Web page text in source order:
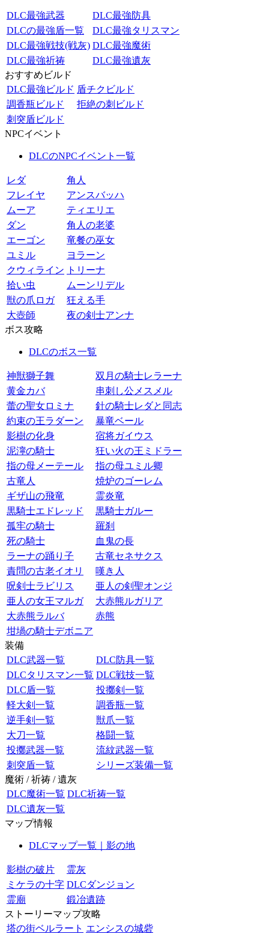
DLC最強武器
DLC最強防具
DLCの最強盾一覧
DLC最強タリスマン
DLC最強戦技(戦灰) DLC最強魔術
DLC最強祈祷
DLC最強遺灰
おすすめビルド
DLC最強ビルド 盾チクビルド
調香瓶ビルド
拒絶の刺ビルド
刺突盾ビルド
NPCイベント
DLCのNPCイベント一覧
レダ
角人
フレイヤ
アンスバッハ
ムーア
ティエリエ
ダン
角人の老婆
エーゴン
竜餐の巫女
ユミル
ヨラーン
クウィライン
トリーナ
拾い虫
ムーンリデル
獣の爪ロガ
狂える手
大壺師
夜の剣士アンナ
ボス攻略
DLCのボス一覧
神獣獅子舞
双月の騎士レラーナ
黄金カバ
串刺し公メスメル
蕾の聖女ロミナ
針の騎士レダと同志
約束の王ラダーン
暴竜ベール
影樹の化身
宿将ガイウス
泥濘の騎士
狂い火の王ミドラー
指の母メーテール
指の母ユミル卿
古竜人
焼炉のゴーレム
ギザ山の飛竜
霊炎竜
黒騎士エドレッド
黒騎士ガルー
孤牢の騎士
羅刹
死の騎士
血鬼の長
ラーナの踊り子
古竜セネサクス
責問の古老イオリ
嘆き人
呪剣士ラビリス
亜人の剣聖オンジ
亜人の女王マルガ
大赤熊ルガリア
大赤熊ラルバ
赤熊
坩堝の騎士デボニア
装備
DLC武器一覧
DLC防具一覧
DLCタリスマン一覧 DLC戦技一覧
DLC盾一覧
投擲剣一覧
軽大剣一覧
調香瓶一覧
逆手剣一覧
獣爪一覧
大刀一覧
格闘一覧
投擲武器一覧
流紋武器一覧
刺突盾一覧
シリーズ装備一覧
魔術 / 祈祷 / 遺灰
DLC魔術一覧 DLC祈祷一覧
DLC遺灰一覧
マップ情報
DLCマップ一覧｜影の地
影樹の破片
霊灰
ミケラの十字 DLCダンジョン
霊廟
鍛冶遺跡
ストーリーマップ攻略
塔の街ベルラート エンシスの城砦